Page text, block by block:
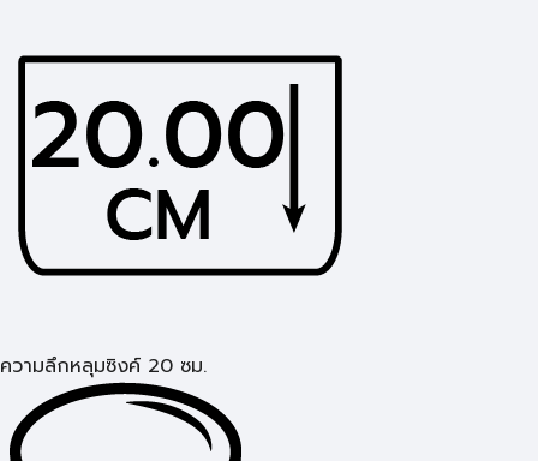
ความลึกหลุมซิงค์ 20 ซม.